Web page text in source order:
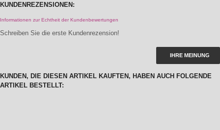
KUNDENREZENSIONEN:
Informationen zur Echtheit der Kundenbewertungen
Schreiben Sie die erste Kundenrezension!
IHRE MEINUNG
KUNDEN, DIE DIESEN ARTIKEL KAUFTEN, HABEN AUCH FOLGENDE
ARTIKEL BESTELLT: